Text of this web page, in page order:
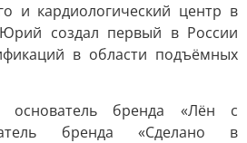
и кардиологический центр в
создал первый в России
в области подъёмных
бренда «Лён с
бренда «Сделано в